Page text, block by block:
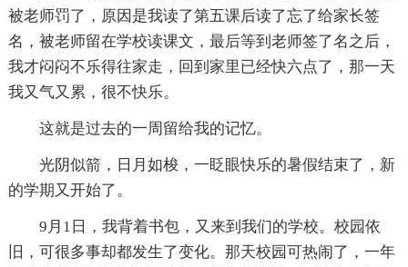
被老师罚了，原因是我读了第五课后读了忘了给家长签
名，被老师留在学校读课文，最后等到老师签了名之后，
我才闷闷不乐得往家走，回到家里已经快六点了，那一天
我又气又累，很不快乐。
这就是过去的一周留给我的记忆。
光阴似箭，日月如梭，一眨眼快乐的暑假结束了，新
的学期又开始了。
9月1日，我背着书包，又来到我们的学校。校园依
旧，可很多事却都发生了变化。那天校园可热闹了，一年